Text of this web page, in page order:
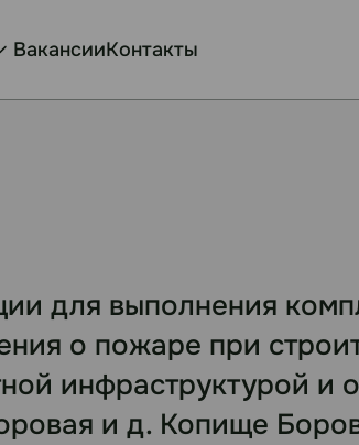
ВакансииКонтакты
для выполнения
о пожаре при
инфраструктурой и
и д. Копище